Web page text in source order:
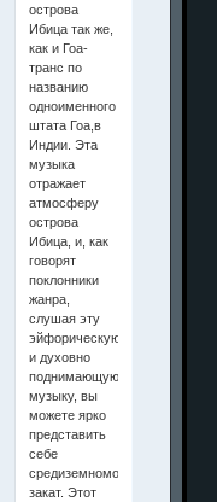
острова
Ибица так же,
как и Гоа-
транс по
названию
одноименного
штата Гоа,в
Индии. Эта
музыка
отражает
атмосферу
острова
Ибица, и, как
говорят
поклонники
жанра,
слушая эту
эйфорическую
и духовно
поднимающую
музыку, вы
можете ярко
представить
себе
средиземноморский
закат. Этот